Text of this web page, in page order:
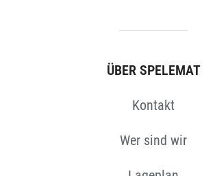
ÜBER SPELEMAT
Kontakt
Wer sind wir